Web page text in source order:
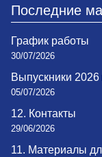
Последние
График работы
30/07/2026
Выпускники
05/07/2026
12. Контакты
29/06/2026
11. Материалы